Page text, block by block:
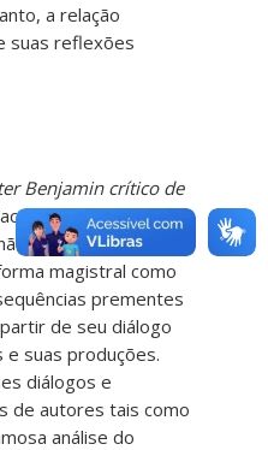
a relação
suas reflexões
Benjamin crítico de
transforma o
única em uma via
magistral como
prementes
de seu diálogo
suas produções.
diálogos e
de autores tais como
análise do